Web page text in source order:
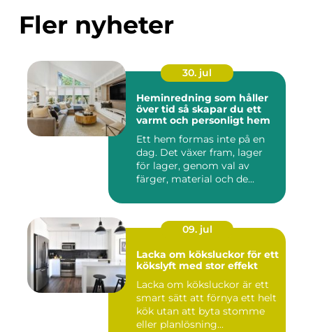
Fler nyheter
30. jul
Heminredning som håller
över tid så skapar du ett
varmt och personligt hem
Ett hem formas inte på en
dag. Det växer fram, lager
för lager, genom val av
färger, material och de...
09. jul
Lacka om köksluckor för ett
kökslyft med stor effekt
Lacka om köksluckor är ett
smart sätt att förnya ett helt
kök utan att byta stomme
eller planlösning...